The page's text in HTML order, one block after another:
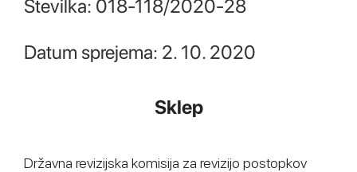
Številka: 018-118/2020-28
Datum sprejema: 2. 10. 2020
Sklep
Državna revizijska komisija za revizijo postopkov